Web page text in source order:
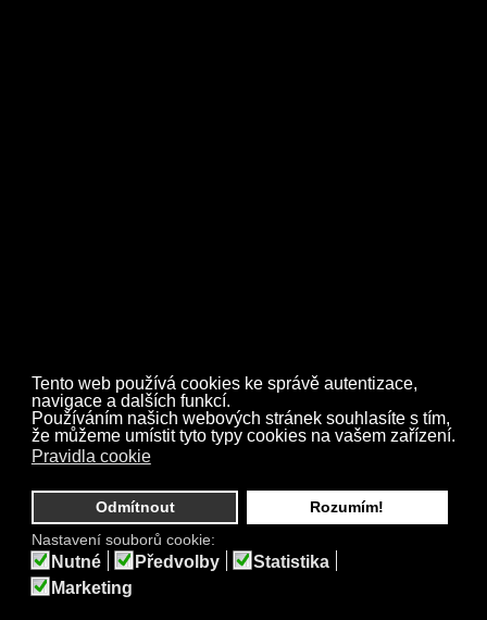
Tento web používá cookies ke správě autentizace,
navigace a dalších funkcí.
Používáním našich webových stránek souhlasíte s tím,
že můžeme umístit tyto typy cookies na vašem zařízení.
Pravidla cookie
Odmítnout
Rozumím!
Nastavení souborů cookie:
Nutné Předvolby
Statistika
Marketing
Medley retro 60.léta /2018/